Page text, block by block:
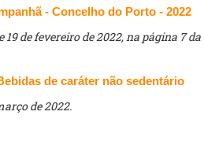
- Concelho do Porto - 2022
de fevereiro de 2022, na página 7 da
de caráter não sedentário
de 2022.